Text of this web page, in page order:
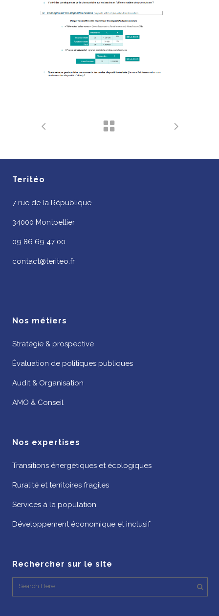
Teritéo
7 rue de la République
34000 Montpellier
09 86 69 47 00
contact@teriteo.fr
Nos métiers
Stratégie & prospective
Évaluation de politiques publiques
Audit & Organisation
AMO & Conseil
Nos expertises
Transitions énergétiques et écologiques
Ruralité et territoires fragiles
Services à la population
Développement économique et inclusif
Rechercher sur le site